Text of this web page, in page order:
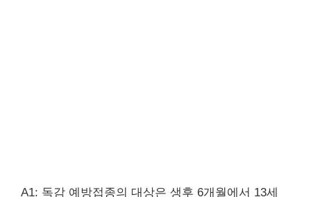
A1: 독감 예방접종의 대상은 생후 6개월에서 13세